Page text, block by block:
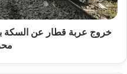
على
خط
"مطروح/
خروج عربة قطار عن